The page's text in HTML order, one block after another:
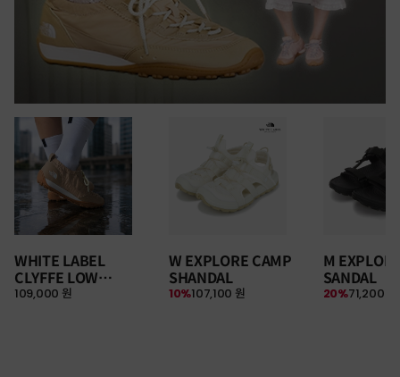
WHITE LABEL
CLYFFE LOW
SNEAKERS
109,000 원
W EXPLORE CAMP
SHANDAL
107,100 원
10%
M
SANDAL
71,200 원
20%